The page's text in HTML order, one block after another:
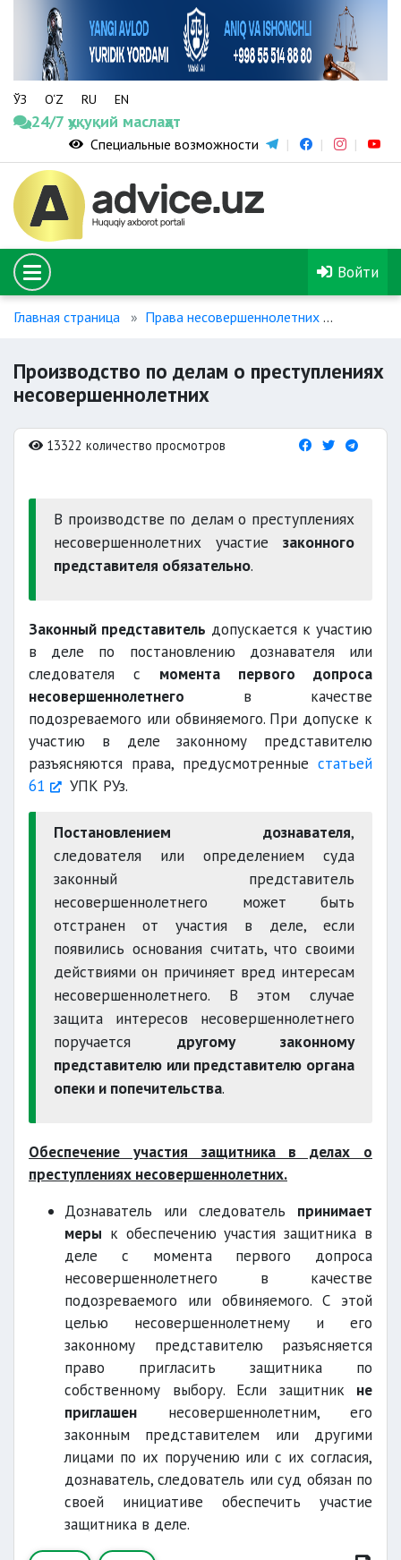
ЎЗ O‘Z RU EN
24/7 ҳуқуқий маслаҳат
Специальные возможности
Войти
Главная страница Права несовершеннолетних
Производство по делам о преступлениях
несовершеннолетних
13322 количество просмотров
В производстве по делам о преступлениях
несовершеннолетних участие законного
представителя обязательно.
Законный представитель допускается к участию
в деле по постановлению дознавателя или
следователя с момента первого допроса
несовершеннолетнего в качестве
подозреваемого или обвиняемого. При допуске к
участию в деле законному представителю
разъясняются права, предусмотренные статьей
61
УПК РУз.
Постановлением дознавателя,
следователя или определением суда
законный представитель
несовершеннолетнего может быть
отстранен от участия в деле, если
появились основания считать, что своими
действиями он причиняет вред интересам
несовершеннолетнего. В этом случае
защита интересов несовершеннолетнего
поручается другому законному
представителю или представителю органа
опеки и попечительства.
Обеспечение участия защитника в делах о
преступлениях несовершеннолетних.
Дознаватель или следователь принимает
меры к обеспечению участия защитника в
деле с момента первого допроса
несовершеннолетнего в качестве
подозреваемого или обвиняемого. С этой
целью несовершеннолетнему и его
законному представителю разъясняется
право пригласить защитника по
собственному выбору. Если защитник не
приглашен несовершеннолетним, его
законным представителем или другими
лицами по их поручению или с их согласия,
дознаватель, следователь или суд обязан по
своей инициативе обеспечить участие
защитника в деле.